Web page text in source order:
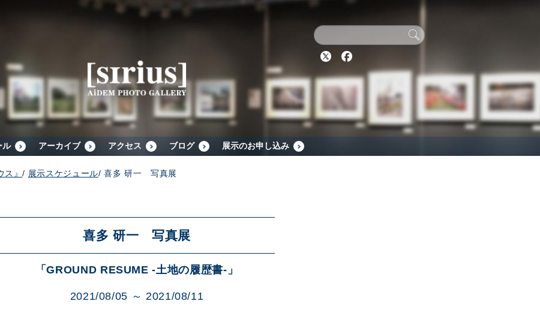
Twitter
ル アーカイブ アクセス ブログ 展示のお申し込み
ス』/ 展示スケジュール/喜多 研一 写真展
喜多 研一 写真展
「GROUND RESUME -土地の履歴書-」
2021/08/05 ～ 2021/08/11
展示スケジュール
アーカイブ
展示のお申し込み